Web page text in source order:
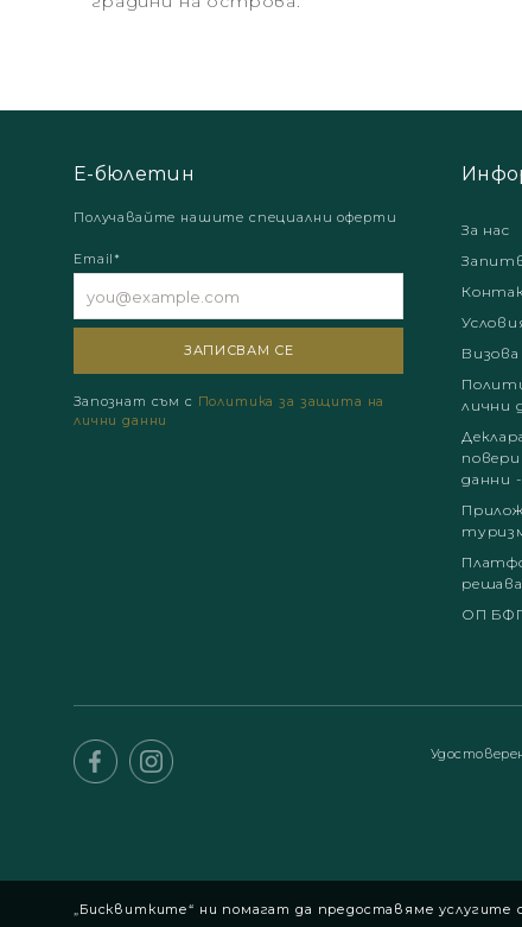
Е-бюлетин
Получавайте нашите специални оферти
Email*
Запознат съм с Политика за защита на
лични данни
За нас
лични
данни
ОП
„Бисквитките“ ни помагат да предоставяме услугите